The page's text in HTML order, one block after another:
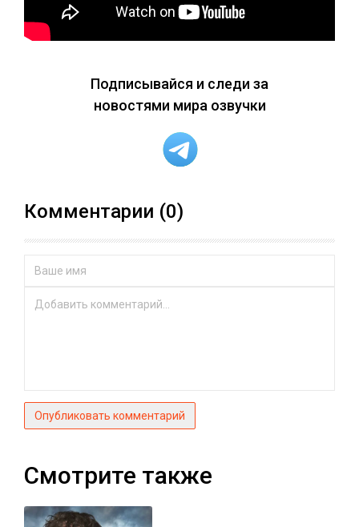
Подписывайся и следи за
новостями мира озвучки
Комментарии (0)
Опубликовать комментарий
Смотрите также